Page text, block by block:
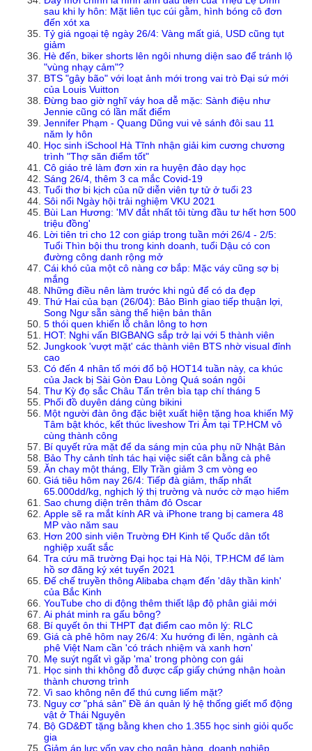
sau khi ly hôn: Mặt liên tục cúi gằm, hình bóng cô đơn
đến xót xa
Tỷ giá ngoại tệ ngày 26/4: Vàng mất giá, USD cũng tụt
giảm
Hè đến, biker shorts lên ngôi nhưng diện sao để tránh lộ
"vùng nhạy cảm"?
BTS "gây bão" với loạt ảnh mới trong vai trò Đại sứ mới
của Louis Vuitton
Đừng bao giờ nghĩ váy hoa dễ mặc: Sành điệu như
Jennie cũng có lần mất điểm
Jennifer Phạm - Quang Dũng vui vẻ sánh đôi sau 11
năm ly hôn
Học sinh iSchool Hà Tĩnh nhận giải kim cương chương
trình "Thợ săn điểm tốt"
Cô giáo trẻ làm đơn xin ra huyện đảo dạy học
Sáng 26/4, thêm 3 ca mắc Covid-19
Tuổi thơ bi kịch của nữ diễn viên tự tử ở tuổi 23
Sôi nổi Ngày hội trải nghiệm VKU 2021
Bùi Lan Hương: 'MV đắt nhất tôi từng đầu tư hết hơn 500
triệu đồng'
Lời tiên tri cho 12 con giáp trong tuần mới 26/4 - 2/5:
Tuổi Thìn bội thu trong kinh doanh, tuổi Dậu có con
đường công danh rộng mở
Cái khó của một cô nàng cơ bắp: Mặc váy cũng sợ bị
mắng
Những điều nên làm trước khi ngủ để có da đẹp
Thứ Hai của bạn (26/04): Bảo Bình giao tiếp thuận lợi,
Song Ngư sẵn sàng thể hiện bản thân
5 thói quen khiến lỗ chân lông to hơn
HOT: Nghi vấn BIGBANG sắp trở lại với 5 thành viên
Jungkook 'vượt mặt' các thành viên BTS nhờ visual đỉnh
cao
Có đến 4 nhân tố mới đổ bộ HOT14 tuần này, ca khúc
của Jack bị Sài Gòn Đau Lòng Quá soán ngôi
Thư Kỳ đọ sắc Châu Tấn trên bìa tạp chí tháng 5
Phối đồ duyên dáng cùng bikini
Một người đàn ông đặc biệt xuất hiện tặng hoa khiến Mỹ
Tâm bật khóc, kết thúc liveshow Tri Âm tại TP.HCM vô
cùng thành công
Bí quyết rửa mặt để da sáng mịn của phụ nữ Nhật Bản
Bảo Thy cảnh tỉnh tác hại việc siết cân bằng cà phê
Ăn chay một tháng, Elly Trần giảm 3 cm vòng eo
Giá tiêu hôm nay 26/4: Tiếp đà giảm, thấp nhất
65.000dd/kg, nghịch lý thị trường và nước cờ mạo hiểm
Sao chưng diện trên thảm đỏ Oscar
Apple sẽ ra mắt kính AR và iPhone trang bị camera 48
MP vào năm sau
Hơn 200 sinh viên Trường ĐH Kinh tế Quốc dân tốt
nghiệp xuất sắc
Tra cứu mã trường Đại học tại Hà Nội, TP.HCM để làm
hồ sơ đăng ký xét tuyển 2021
Đế chế truyền thông Alibaba chạm đến 'dây thần kinh'
của Bắc Kinh
YouTube cho di động thêm thiết lập độ phân giải mới
Ai phát minh ra gấu bông?
Bí quyết ôn thi THPT đạt điểm cao môn lý: RLC
Giá cà phê hôm nay 26/4: Xu hướng đi lên, ngành cà
phê Việt Nam cần 'có trách nhiệm và xanh hơn'
Mẹ suýt ngất vì gặp 'ma' trong phòng con gái
Học sinh thi không đỗ được cấp giấy chứng nhận hoàn
thành chương trình
Vì sao không nên để thú cưng liếm mặt?
Nguy cơ "phá sản" Đề án quản lý hệ thống giết mổ động
vật ở Thái Nguyên
Bộ GD&ĐT tặng bằng khen cho 1.355 học sinh giỏi quốc
gia
Giảm áp lực vốn vay cho ngân hàng, doanh nghiệp